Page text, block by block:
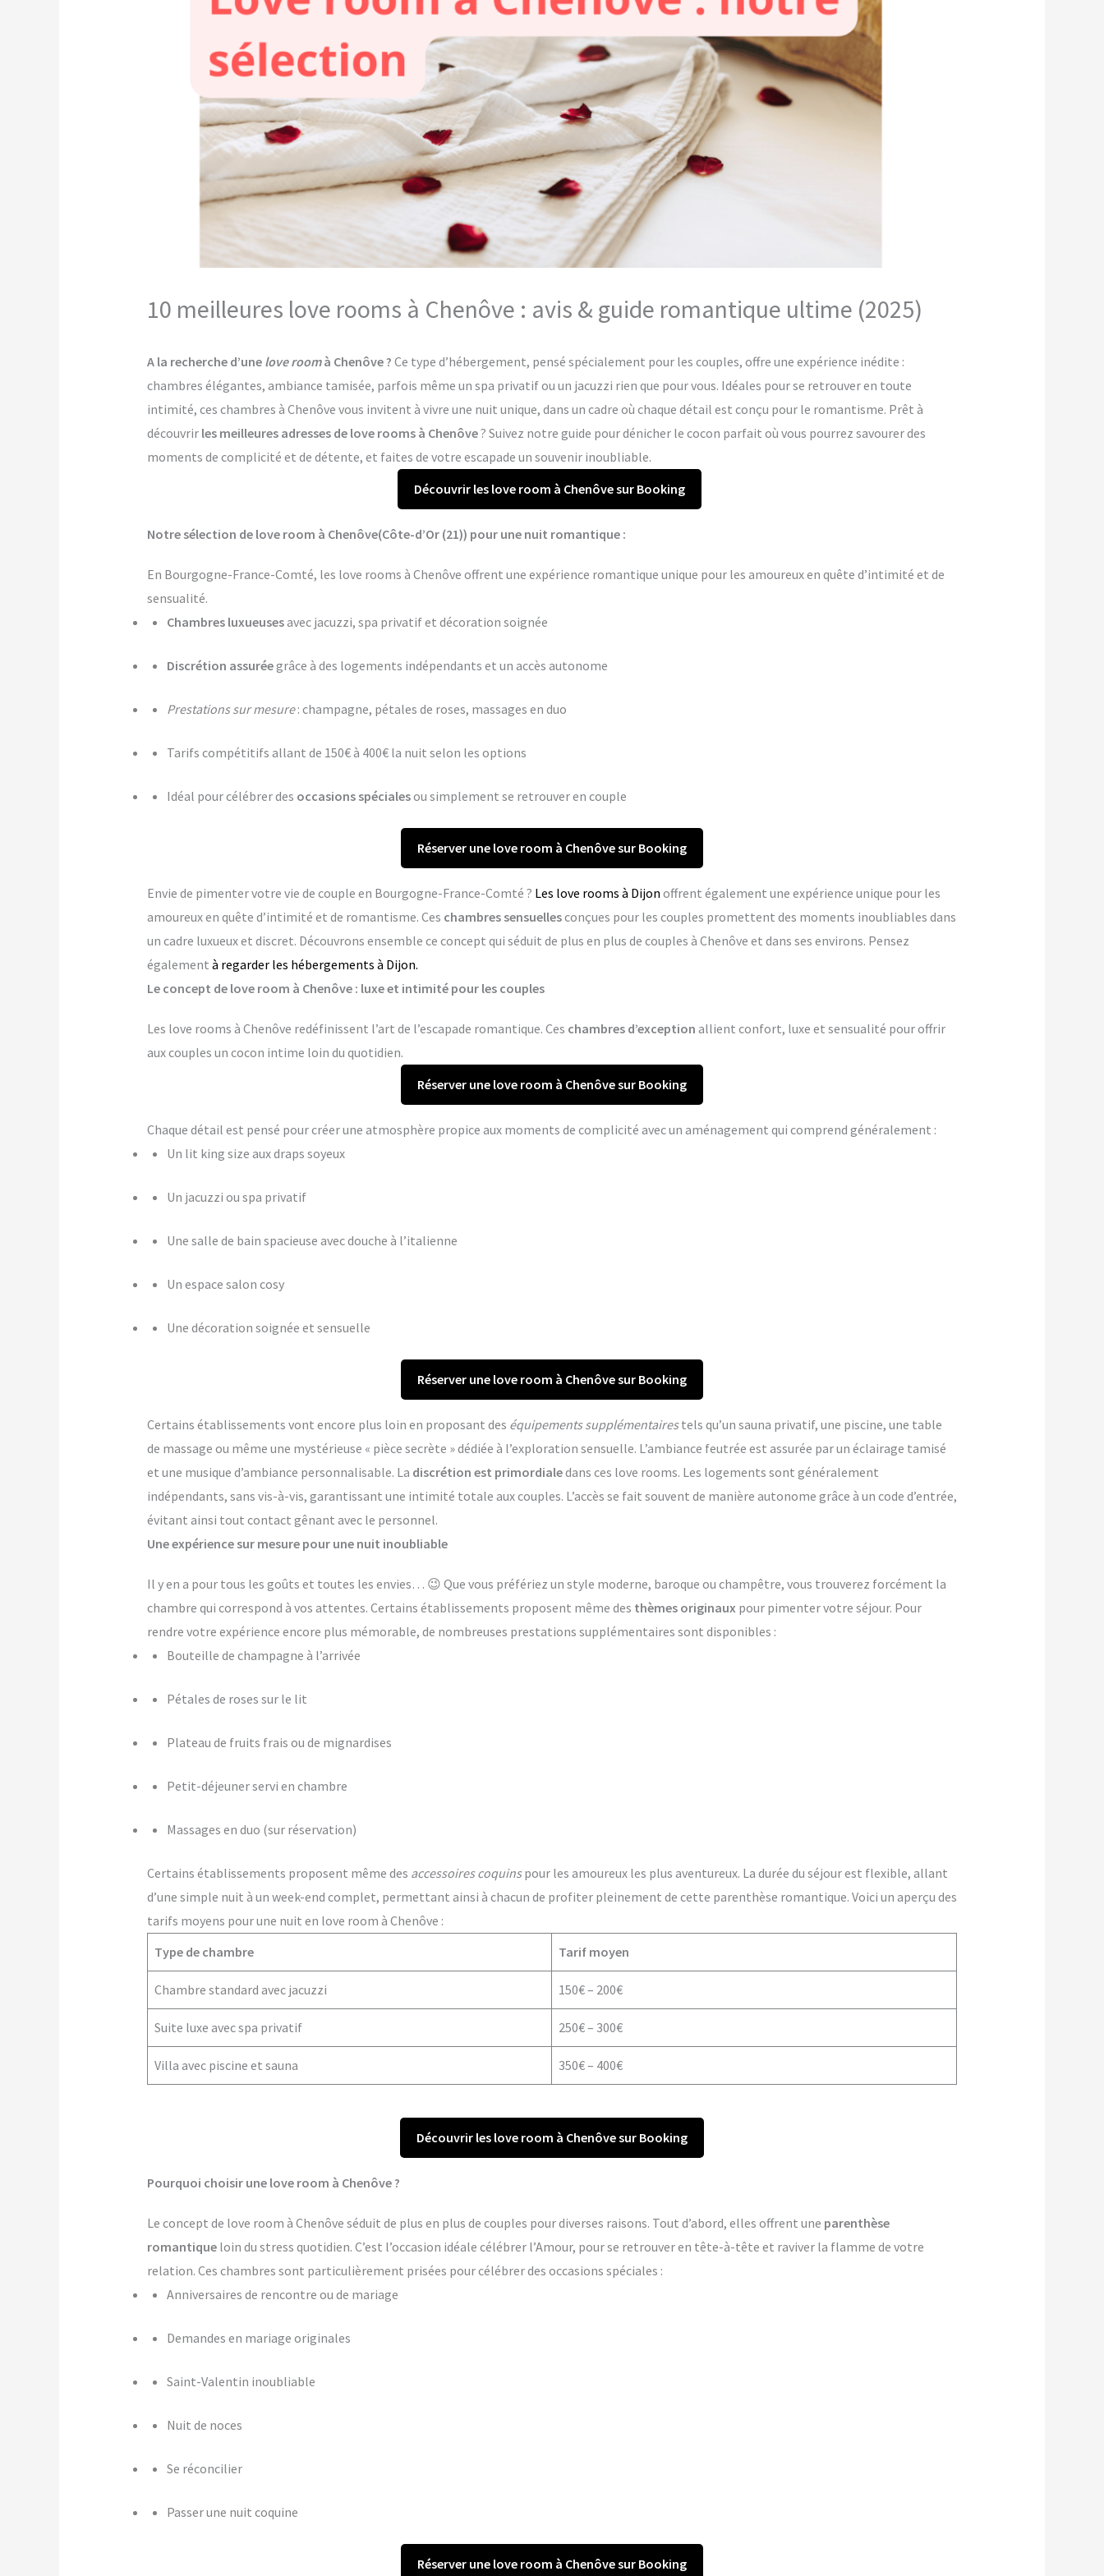
10 meilleures love rooms à Chenôve : avis & guide romantique ultime (2025)
A la recherche d’une love roomà Chenôve ? Ce type d’hébergement, pensé spécialement pour les couples, offre une expérience inédite :
chambres élégantes, ambiance tamisée, parfois même un spa privatif ou un jacuzzi rien que pour vous. Idéales pour se retrouver en toute
intimité, ces chambres à Chenôve vous invitent à vivre une nuit unique, dans un cadre où chaque détail est conçu pour le romantisme. Prêt à
découvrir les meilleures adresses de love rooms à Chenôve? Suivez notre guide pour dénicher le cocon parfait où vous pourrez savourer des
moments de complicité et de détente, et faites de votre escapade un souvenir inoubliable.
Découvrir les love room à Chenôve sur Booking
Notre sélection de love room à Chenôve(Côte-d’Or (21)) pour une nuit romantique :
En Bourgogne-France-Comté, les love rooms à Chenôve offrent une expérience romantique unique pour les amoureux en quête d’intimité et de
sensualité.
Chambres luxueusesavec jacuzzi, spa privatif et décoration soignée
Discrétion assuréegrâce à des logements indépendants et un accès autonome
Prestations sur mesure: champagne, pétales de roses, massages en duo
Tarifs compétitifs allant de 150€ à 400€ la nuit selon les options
Idéal pour célébrer des occasions spécialesou simplement se retrouver en couple
Réserver une love room à Chenôve sur Booking
Envie de pimenter votre vie de couple en Bourgogne-France-Comté ? Les love rooms à Dijon offrent également une expérience unique pour les
amoureux en quête d’intimité et de romantisme. Ces chambres sensuellesconçues pour les couples promettent des moments inoubliables dans
un cadre luxueux et discret. Découvrons ensemble ce concept qui séduit de plus en plus de couples à Chenôve et dans ses environs. Pensez
également à regarder les hébergements à Dijon.
Le concept de love room à Chenôve : luxe et intimité pour les couples
Les love rooms à Chenôve redéfinissent l’art de l’escapade romantique. Ces chambres d’exception allient confort, luxe et sensualité pour offrir
aux couples un cocon intime loin du quotidien.
Réserver une love room à Chenôve sur Booking
Chaque détail est pensé pour créer une atmosphère propice aux moments de complicité avec un aménagement qui comprend généralement :
Un lit king size aux draps soyeux
Un jacuzzi ou spa privatif
Une salle de bain spacieuse avec douche à l’italienne
Un espace salon cosy
Une décoration soignée et sensuelle
Réserver une love room à Chenôve sur Booking
Certains établissements vont encore plus loin en proposant des équipements supplémentairestels qu’un sauna privatif, une piscine, une table
de massage ou même une mystérieuse « pièce secrète » dédiée à l’exploration sensuelle. L’ambiance feutrée est assurée par un éclairage tamisé
et une musique d’ambiance personnalisable. La discrétion est primordialedans ces love rooms. Les logements sont généralement
indépendants, sans vis-à-vis, garantissant une intimité totale aux couples. L’accès se fait souvent de manière autonome grâce à un code d’entrée,
évitant ainsi tout contact gênant avec le personnel.
Une expérience sur mesure pour une nuit inoubliable
Il y en a pour tous les goûts et toutes les envies… 😉 Que vous préfériez un style moderne, baroque ou champêtre, vous trouverez forcément la
chambre qui correspond à vos attentes. Certains établissements proposent même des thèmes originaux pour pimenter votre séjour. Pour
rendre votre expérience encore plus mémorable, de nombreuses prestations supplémentaires sont disponibles :
Bouteille de champagne à l’arrivée
Pétales de roses sur le lit
Plateau de fruits frais ou de mignardises
Petit-déjeuner servi en chambre
Massages en duo (sur réservation)
Certains établissements proposent même des accessoires coquinspour les amoureux les plus aventureux. La durée du séjour est flexible, allant
d’une simple nuit à un week-end complet, permettant ainsi à chacun de profiter pleinement de cette parenthèse romantique. Voici un aperçu des
tarifs moyens pour une nuit en love room à Chenôve :
Type de chambre
Tarif moyen
Chambre standard avec jacuzzi 150€ – 200€
Suite luxe avec spa privatif 250€ – 300€
Villa avec piscine et sauna 350€ – 400€
Découvrir les love room à Chenôve sur Booking
Pourquoi choisir une love room à Chenôve ?
Le concept de love room à Chenôve séduit de plus en plus de couples pour diverses raisons. Tout d’abord, elles offrent une parenthèse
romantiqueloin du stress quotidien. C’est l’occasion idéale célébrer l’Amour, pour se retrouver en tête-à-tête et raviver la flamme de votre
relation. Ces chambres sont particulièrement prisées pour célébrer des occasions spéciales :
Anniversaires de rencontre ou de mariage
Demandes en mariage originales
Saint-Valentin inoubliable
Nuit de noces
Se réconcilier
Passer une nuit coquine
Réserver une love room à Chenôve sur Booking